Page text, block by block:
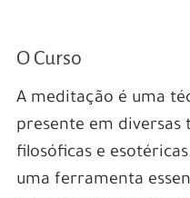
O Curso
A meditação é uma
presente em diversas
filosóficas e
uma ferramenta